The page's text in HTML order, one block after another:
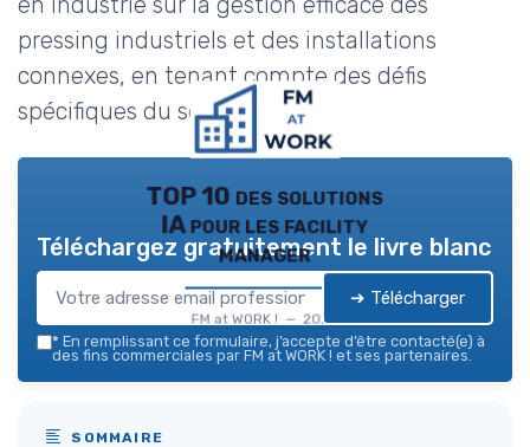
pressing industriels et des installations
connexes, en tenant compte des défis
spécifiques du secteur.
TOP 10 des solutions
IA pour les facility
manager
FM at WORK ! — 2026
Téléchargez gratuitement le livre blanc
➔ Télécharger
* En remplissant ce formulaire, j’accepte d’être contacté(e) à
des fins commerciales par FM at WORK ! et ses partenaires.
SOMMAIRE